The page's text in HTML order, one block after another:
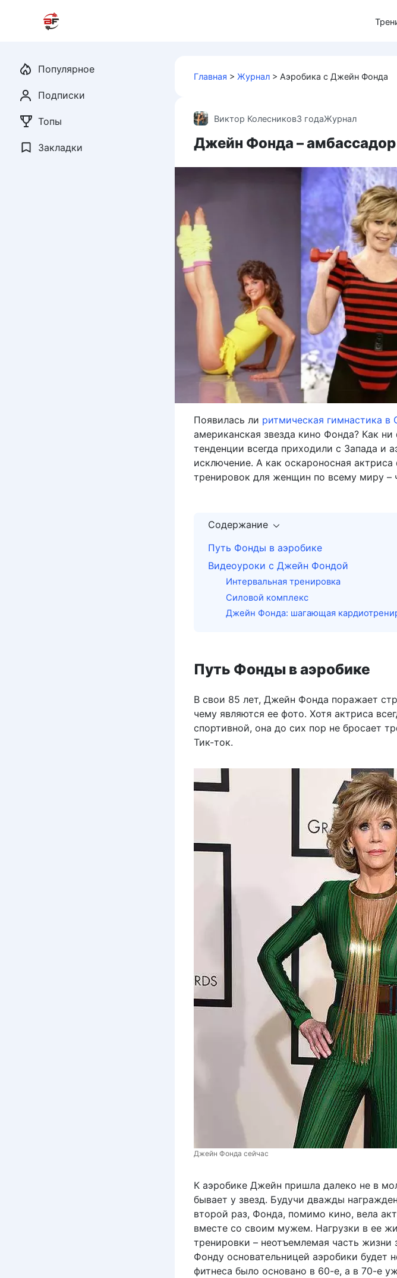
Главная > Журнал > Аэробика с Джейн Фонда
Виктор Колесников3 годаЖурнал
Джейн Фонда –
Появилась ли ритмическая гимнастика
американская звезда кино Фонда? Как
тенденции всегда приходили с Запада и
исключение. А как оскароносная
тренировок для женщин по всему миру –
Содержание
Путь Фонды в аэробике
Видеоуроки с Джейн Фондой
Интервальная тренировка
Силовой комплекс
Джейн Фонда: шагающая
Путь Фонды в аэробике
В свои 85 лет, Джейн Фонда поражает
чему являются ее фото. Хотя актриса
спортивной, она до сих пор не бросает
Тик-ток.
Джейн Фонда сейчас
К аэробике Джейн пришла далеко не в
бывает у звезд. Будучи дважды
второй раз, Фонда, помимо кино, вела
вместе со своим мужем. Нагрузки в ее
тренировки – неотъемлемая часть жизни
Фонду основательницей аэробики будет
фитнеса было основано в 60-е, а в 70-е
Популярное
Подписки
Топы
Закладки